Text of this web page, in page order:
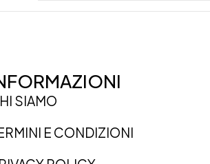
SIAMO
E CONDIZIONI